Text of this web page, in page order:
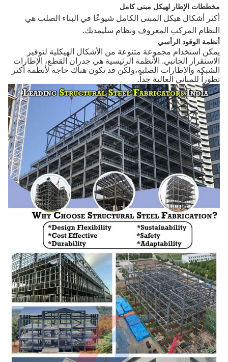
مخططات الإطار لهيكل مبنى كامل
أكثر أشكال هيكل المبنى الكامل شيوعًا في البناء الصلب هي
النظام المركب المعروف ونظام سليمديك.
أنظمة الوقود الرأسي
يمكن استخدام مجموعة متنوعة من الأشكال الهيكلية لتوفير
الاستقرار الجانبي. الأنظمة الرئيسية هي جدران القطع، الإطارات
الشبكة والإطارات الصلبة،ولكن قد تكون هناك حاجة لأنظمة أكثر
تطوراً للمباني العالية جداً.